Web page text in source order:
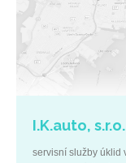
I.K.auto, s.r.o.
servisní služby úklid